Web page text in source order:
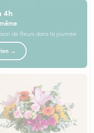
4h
de fleurs dans la journée
→